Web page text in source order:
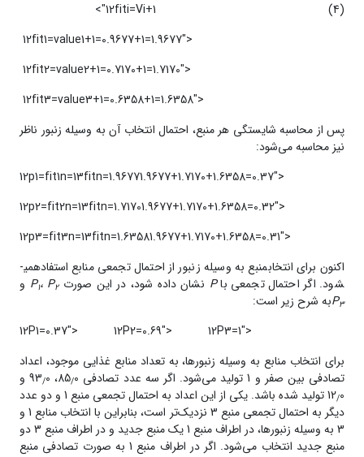
(4)
12fiti=Vi+1">
12fit1=value1+1=0.9677+1=1.9677">
12fit2=value2+1=0.7170+1=1.7170">
12fit3=value3+1=0.6358+1=1.6358">
پس از محاسبه‌ شایستگی هر منبع، احتمال انتخاب آن به وسیله زنبور ناظر
نیز محاسبه می‌شود:
12p1=fit1n=13fitn=1.96771.9677+1.7170+1.6358=0.37">
12p2=fit2n=13fitn=1.71701.9677+1.7170+1.6358=0.32">
12p3=fit3n=13fitn=1.63581.9677+1.7170+1.6358=0.31">
اکنون برای انتخابمنبع به وسیله زنبور از احتمال تجمعی منابع استفادهمی­
شود. اگر احتمال تجمعی باP نشان داده شود، در این صورت P1، P2
و
P3
به شرح زیر است:
12P1=0.37"> 12P2=0.69"> 12P3=1">
برای انتخاب منابع به وسیله زنبورها، به تعداد منابع غذایی موجود، اعداد
تصادفی بین صفر و 1 تولید می‌شود. اگر سه عدد تصادفی 85
/0، 93 /
0 و
12/
0 تولید شده باشد. یکی از این اعداد به احتمال تجمعی منبع 1 و دو عدد
دیگر به احتمال تجمعی منبع 3 نزدیک‌تر است، بنابراین با انتخاب منابع 1 و
3 به وسیله زنبورها، در اطراف منبع 1 یک منبع جدید و در اطراف منبع 3 دو
منبع جدید انتخاب می‌شود. اگر در اطراف منبع 1 به صورت تصادفی منبع